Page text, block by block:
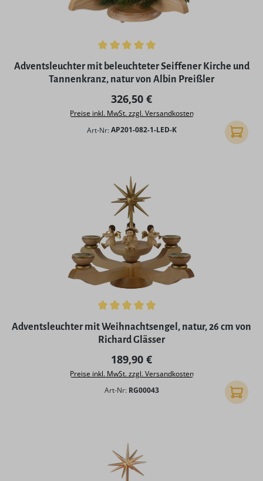
Durchschnittliche Bewertung von 5 von 5 Sternen
Adventsleuchter mit beleuchteter Seiffener Kirche und
Tannenkranz, natur von Albin Preißler
Regulärer Preis:
326,50 €
Preise inkl. MwSt. zzgl. Versandkosten
Art-Nr: AP201-082-1-LED-K In den
Durchschnittliche Bewertung von 5 von 5 Sternen
Adventsleuchter mit Weihnachtsengel, natur, 26 cm von
Richard Glässer
Regulärer Preis:
189,90 €
Preise inkl. MwSt. zzgl. Versandkosten
Art-Nr: RG00043 In den